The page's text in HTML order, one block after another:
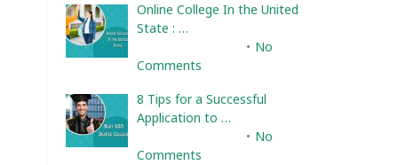
Online College In the United
State : …
No
Comments
8 Tips for a Successful
Application to …
No
Comments